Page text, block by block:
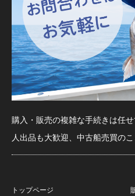
購入・販売の複雑な手続きは任
人出品も大歓迎、中古船売買の
トップページ